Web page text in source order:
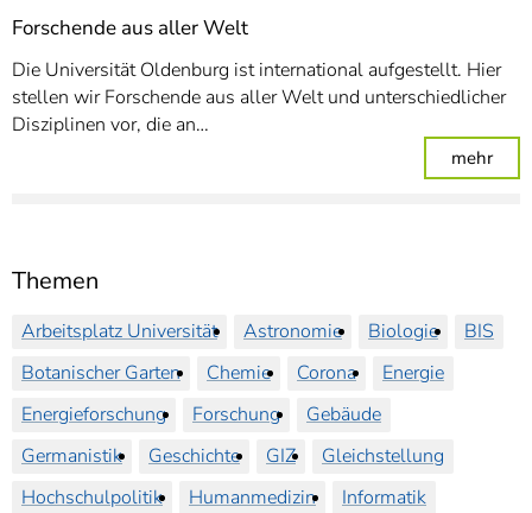
Themen
Arbeitsplatz Universität Astronomie Biologie
BIS
Botanischer Garten
Chemie Corona
Energie
Energieforschung
Forschung
Gebäude
Germanistik
Geschichte GIZ
Gleichstellung
Hochschulpolitik
Humanmedizin
Informatik
Forschende aus aller Welt
Die Universität Oldenburg ist international aufgestellt. Hier
stellen wir Forschende aus aller Welt und unterschiedlicher
Disziplinen vor, die an…
mehr: